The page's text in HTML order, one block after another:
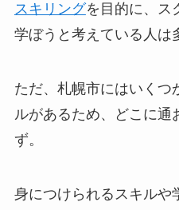
スキリングを目的に、ス
学ぼうと考えている人は
ただ、札幌市にはいくつ
ルがあるため、どこに通
ず。
身につけられるスキルや